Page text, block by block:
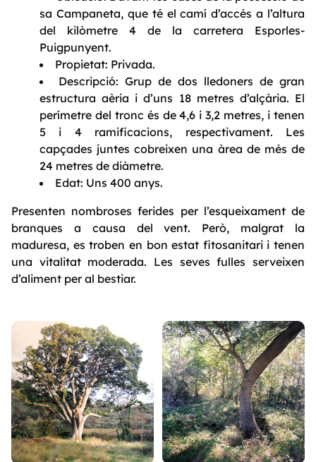
sa Campaneta, que té el camí d’accés a l’altura
del kilòmetre 4 de la carretera Esporles-
Puigpunyent.
Propietat: Privada.
Descripció: Grup de dos lledoners de gran
estructura aèria i d’uns 18 metres d’alçària. El
perímetre del tronc és de 4,6 i 3,2 metres, i tenen
5 i 4 ramificacions, respectivament. Les
capçades juntes cobreixen una àrea de més de
24 metres de diàmetre.
Edat: Uns 400 anys.
Presenten nombroses ferides per l’esqueixament de
branques a causa del vent. Però, malgrat la
maduresa, es troben en bon estat fitosanitari i tenen
una vitalitat moderada. Les seves fulles serveixen
d’aliment per al bestiar.
Galeria d'imatges